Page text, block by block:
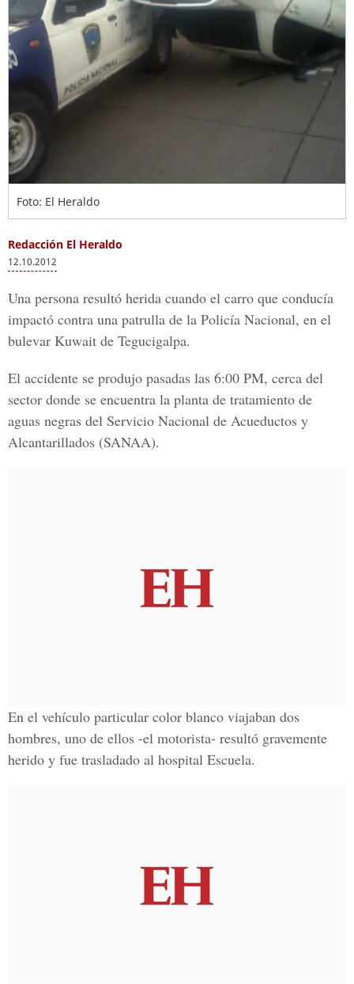
Foto: El Heraldo
Redacción El Heraldo
12.10.2012
Una persona resultó herida cuando el carro que conducía
impactó contra una patrulla de la Policía Nacional, en el
bulevar Kuwait de Tegucigalpa.
El accidente se produjo pasadas las 6:00 PM, cerca del
sector donde se encuentra la planta de tratamiento de
aguas negras del Servicio Nacional de Acueductos y
Alcantarillados (SANAA).
En el vehículo particular color blanco viajaban dos
hombres, uno de ellos -el motorista- resultó gravemente
herido y fue trasladado al hospital Escuela.